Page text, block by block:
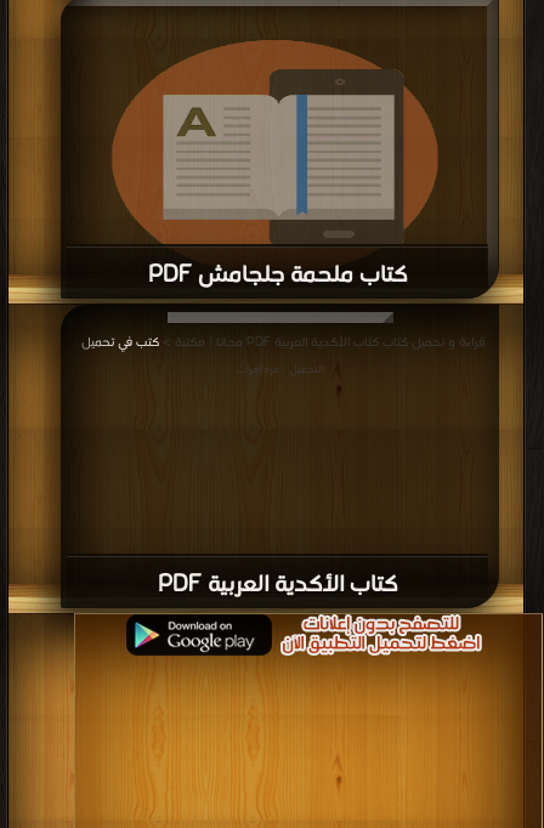
كتاب ملحمة جلجامش PDF
قراءة و تحميل كتاب كتاب ملحمة جلجامش PDF مجانا | مكتبة >
| التحميل :
مرة/مرات
كتاب الأكدية العربية PDF
قراءة و تحميل كتاب كتاب الأكدية العربية PDF مجانا | مكتبة > كتب في تحميل
التحميل : مرة/مرات